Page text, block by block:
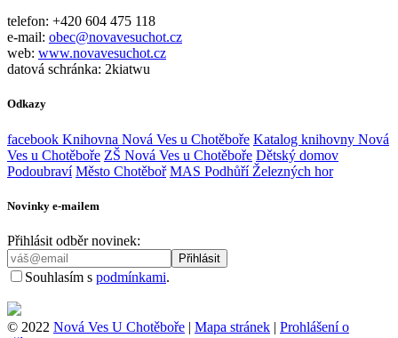
telefon: +420 604 475 118
e-mail: obec@novavesuchot.cz
web: www.novavesuchot.cz
datová schránka: 2kiatwu
Odkazy
facebook Knihovna Nová Ves u Chotěboře Katalog knihovny Nová
Ves u Chotěboře ZŠ Nová Ves u Chotěboře Dětský domov
Podoubraví Město Chotěboř MAS Podhůří Železných hor
Novinky e-mailem
Přihlásit odběr novinek:
Souhlasím s podmínkami.
© 2022 Nová Ves U Chotěboře | Mapa stránek | Prohlášení o